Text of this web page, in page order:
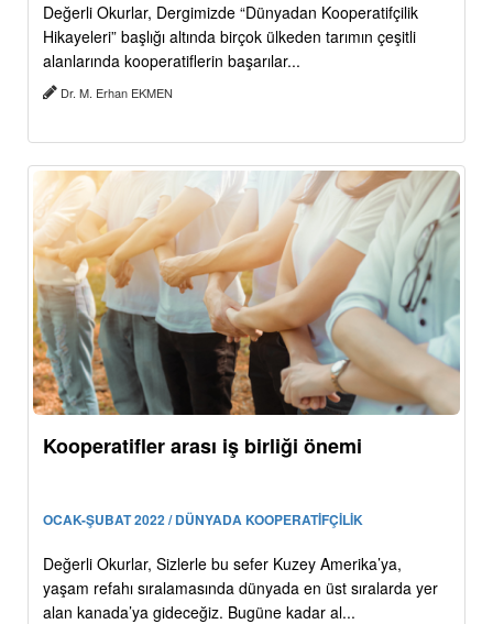
Değerli Okurlar, Dergimizde “Dünyadan Kooperatifçilik
Hikayeleri” başlığı altında birçok ülkeden tarımın çeşitli
alanlarında kooperatiflerin başarılar...
Dr. M. Erhan EKMEN
Kooperatifler arası iş birliği önemi
OCAK-ŞUBAT 2022 / DÜNYADA KOOPERATİFÇİLİK
Değerli Okurlar, Sizlerle bu sefer Kuzey Amerika’ya,
yaşam refahı sıralamasında dünyada en üst sıralarda yer
alan kanada’ya gideceğiz. Bugüne kadar al...